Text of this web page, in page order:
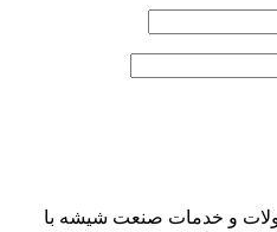
محصولات و خدمات صنعت شیشه با